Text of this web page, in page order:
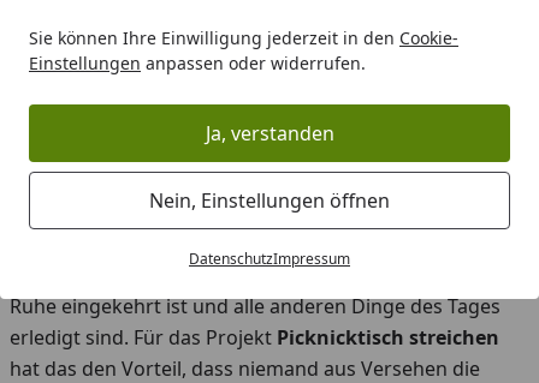
Sie können Ihre Einwilligung jederzeit in den Cookie-
Einstellungen anpassen oder widerrufen.
Ja, verstanden
Nein, Einstellungen öffnen
DatenschutzImpressum
Erstellt am: 11.07.2019
Wir waren eingezogen und pünktlich zur Gartensaison
war dieTerrasseangelegt. Endlich fand sich Zeit für
etwas, dass ich schon lange machen wollte. Mein kleines
Streichprojekt für zwischendurch sollte nun starten.
Als Eltern eines quirligen, aufgeweckten Jungen muss
Mittagsschlaf von Tom, oder schnell abends nachdem
Ruhe eingekehrt ist und alle anderen Dinge des Tages
erledigt sind. Für das Projekt Picknicktisch streichen
hat das den Vorteil, dass niemand aus Versehen die